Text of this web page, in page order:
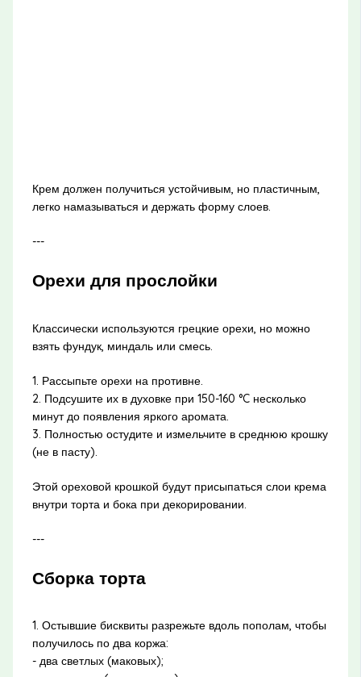
Крем должен получиться устойчивым, но пластичным,
легко намазываться и держать форму слоев.
---
Орехи для прослойки
Классически используются грецкие орехи, но можно
взять фундук, миндаль или смесь.
1. Рассыпьте орехи на противне.
2. Подсушите их в духовке при 150-160 °C несколько
минут до появления яркого аромата.
3. Полностью остудите и измельчите в среднюю крошку
(не в пасту).
Этой ореховой крошкой будут присыпаться слои крема
внутри торта и бока при декорировании.
---
Сборка торта
1. Остывшие бисквиты разрежьте вдоль пополам, чтобы
получилось по два коржа:
- два светлых (маковых);